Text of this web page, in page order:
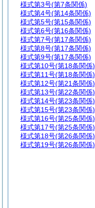
様式第3号(第7条関係)
様式第4号(第14条関係)
様式第5号(第15条関係)
様式第6号(第16条関係)
様式第7号(第17条関係)
様式第8号(第17条関係)
様式第9号(第17条関係)
様式第10号(第18条関係)
様式第11号(第18条関係)
様式第12号(第21条関係)
様式第13号(第22条関係)
様式第14号(第23条関係)
様式第15号(第23条関係)
様式第16号(第25条関係)
様式第17号(第25条関係)
様式第18号(第26条関係)
様式第19号(第26条関係)